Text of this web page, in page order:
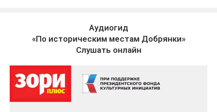
Аудиогид
«По историческим местам Добрянки»
Слушать онлайн